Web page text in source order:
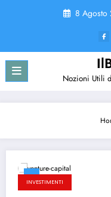
8 Agosto
Nozioni Utili
INVESTIMENTI